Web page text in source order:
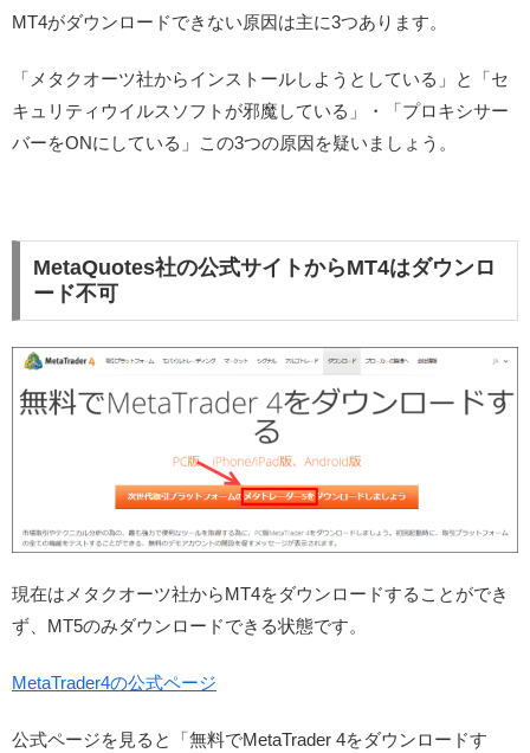
MT4がダウンロードできない原因は主に3つあります。
「メタクオーツ社からインストールしようとしている」と「セ
キュリティウイルスソフトが邪魔している」・「プロキシサー
バーをONにしている」この3つの原因を疑いましょう。
MetaQuotes社の公式サイトからMT4はダウンロ
ード不可
現在はメタクオーツ社からMT4をダウンロードすることができ
ず、MT5のみダウンロードできる状態です。
MetaTrader4の公式ページ
公式ページを見ると「無料でMetaTrader 4をダウンロードす